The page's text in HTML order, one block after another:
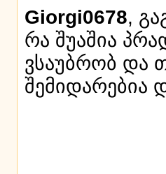
Giorgi0678,
რა შუაშია
ვსაუბრობ და
შემიდარებია